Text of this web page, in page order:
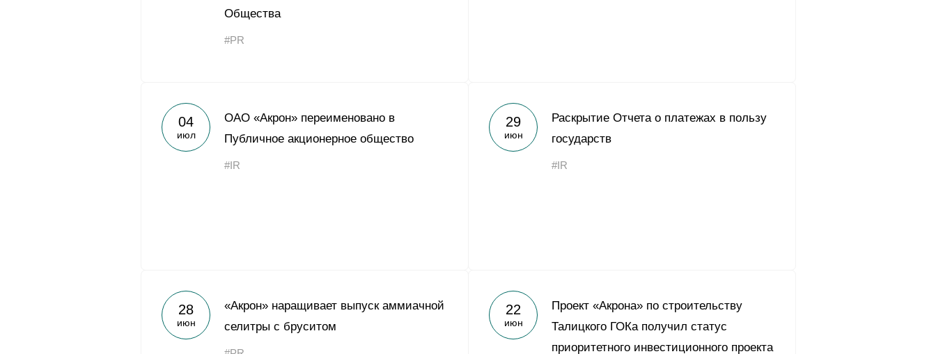
Общества
#PR
04
июл
ОАО «Акрон» переименовано в
Публичное акционерное общество
#IR
29
июн
Раскрытие Отчета о платежах в пользу
государств
#IR
28
июн
«Акрон» наращивает выпуск аммиачной
селитры с бруситом
22
июн
Проект «Акрона» по строительству
Талицкого ГОКа получил статус
приоритетного инвестиционного проекта